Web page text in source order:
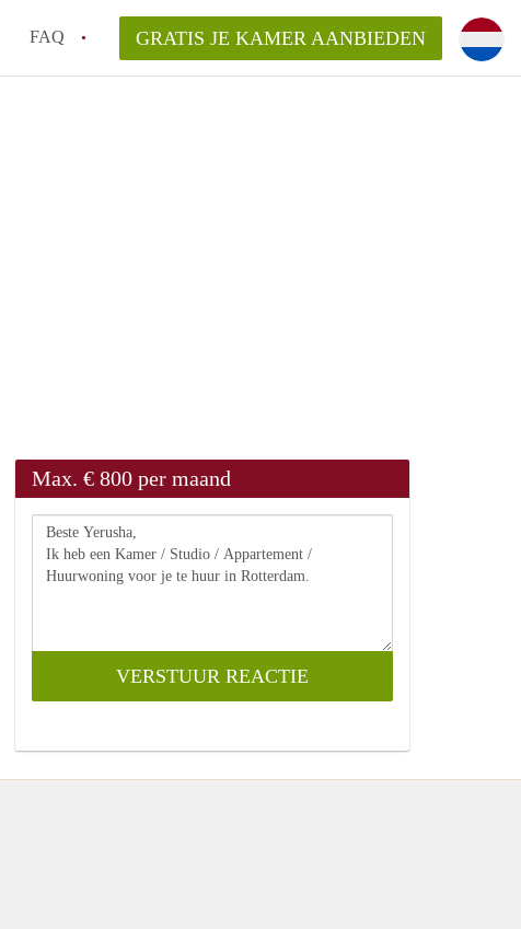
FAQ GRATIS JE KAMER AANBIEDEN
Max. € 800 per maand